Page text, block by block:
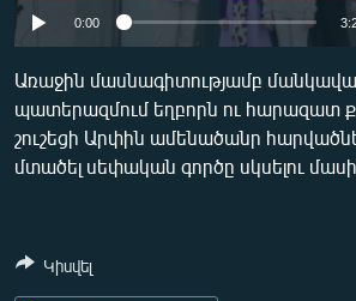
ՄԵԿՆԱԲԱՆՈՒԹՅՈՒՆ
ՏՏ ԵՒ ԻՆՏԵՐՆԵՏ
ԿՈՐՈՆԱՎԻՐՈՒՍ
ԱՐԽԻՎ
ՁԳՏԵԼՈՎ ԼԱՎԱԳՈՒՅՆԻՆ
Auto 240p 360p
0:00
Առաջին մասնագիտությամբ
պատերազմում եղբորն ու հարազատ
շուշեցի Արփին ամենածանր
մտածել սեփական գործը սկսելու
Կիսվել